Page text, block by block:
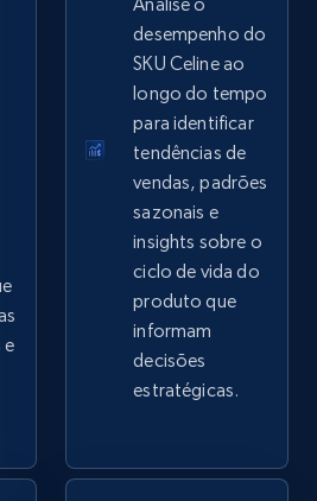
by category
Seller name, Seller rating,
Root category, and
Comece agora
Product description,
Images, Variations, and
e
desempenho do
SKU Celine ao
longo do tempo
para identificar
tendências de
vendas, padrões
sazonais e
insights sobre o
ciclo de vida do
produto que
informam
decisões
estratégicas.